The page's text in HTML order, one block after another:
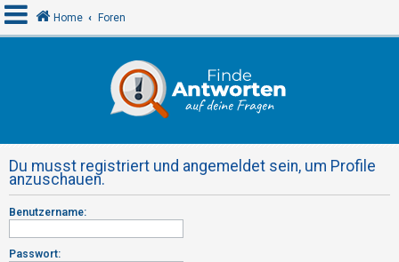
e
l
d
e
n
Home Foren
Du musst registriert und angemeldet sein, um Profile
anzuschauen.
Benutzername:
Passwort: